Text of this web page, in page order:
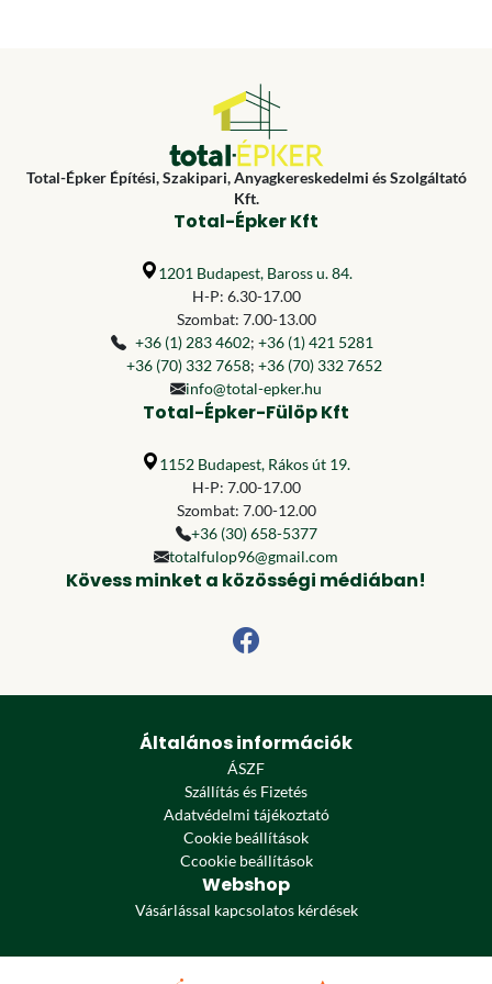
Total-Épker Építési, Szakipari, Anyagkereskedelmi és Szolgáltató
Kft.
Total-Épker Kft
1201 Budapest, Baross u. 84.
H-P: 6.30-17.00
Szombat: 7.00-13.00
+36 (1) 283 4602; +36 (1) 421 5281
+36 (70) 332 7658; +36 (70) 332 7652
info@total-epker.hu
Total-Épker-Fülöp Kft
1152 Budapest, Rákos út 19.
H-P: 7.00-17.00
Szombat: 7.00-12.00
+36 (30) 658-5377
totalfulop96@gmail.com
Kövess minket a közösségi médiában!
Általános információk
ÁSZF
Szállítás és Fizetés
Adatvédelmi tájékoztató
Cookie beállítások
Ccookie beállítások
Webshop
Vásárlással kapcsolatos kérdések